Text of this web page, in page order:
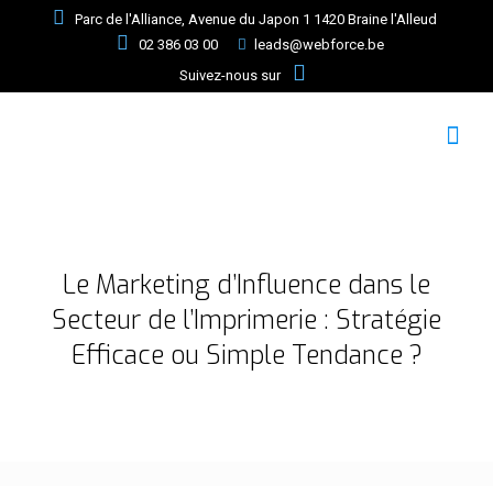
Parc de l'Alliance, Avenue du Japon 1 1420 Braine l'Alleud
02 386 03 00
leads@webforce.be
Suivez-nous sur
Le Marketing d’Influence dans le
Secteur de l’Imprimerie : Stratégie
Efficace ou Simple Tendance ?